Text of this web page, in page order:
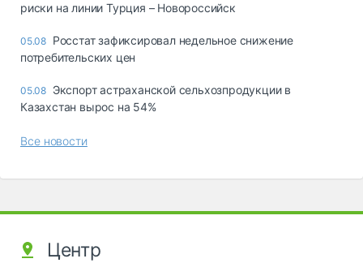
риски на линии Турция – Новороссийск
05.08 Росстат зафиксировал недельное снижение
потребительских цен
05.08 Экспорт астраханской сельхозпродукции в
Казахстан вырос на 54%
Все новости
Центр